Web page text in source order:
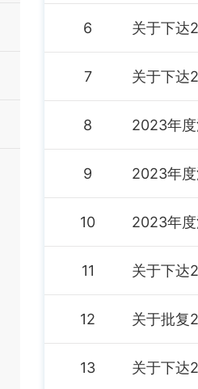
6
7
8 2023年
9 2023年
10 2023年
11
12 关于批复
13